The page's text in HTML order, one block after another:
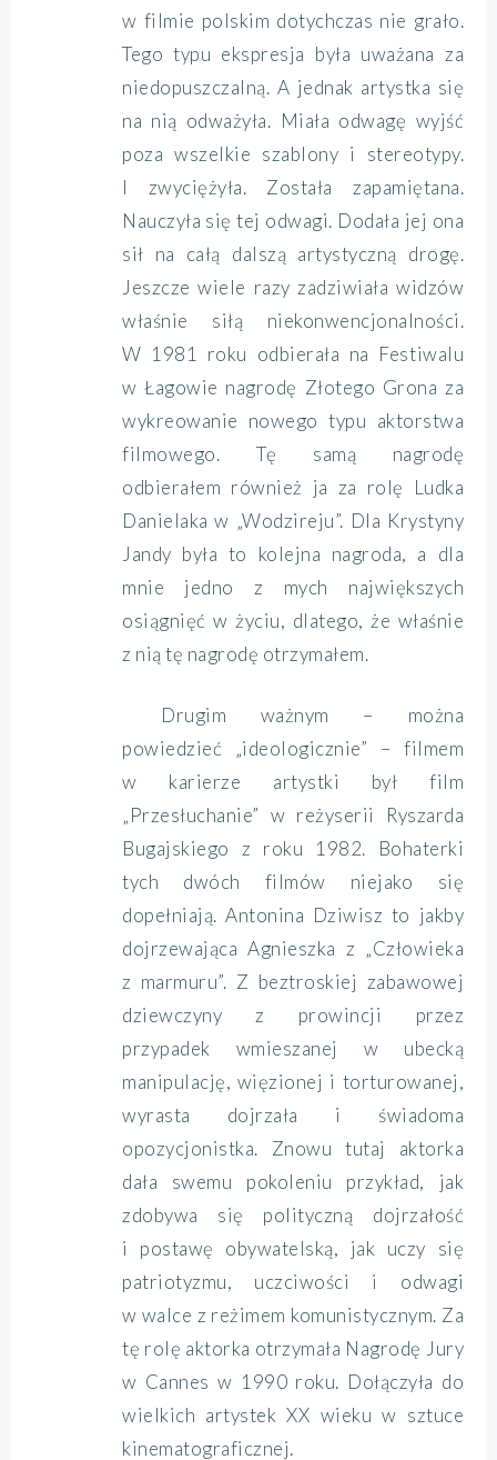
w filmie polskim dotychczas nie grało.
Tego typu ekspresja była uważana za
niedopuszczalną. A jednak artystka się
na nią odważyła. Miała odwagę wyjść
poza wszelkie szablony i stereotypy.
I zwyciężyła. Została zapamiętana.
Nauczyła się tej odwagi. Dodała jej ona
sił na całą dalszą artystyczną drogę.
Jeszcze wiele razy zadziwiała widzów
właśnie siłą niekonwencjonalności.
W 1981 roku odbierała na Festiwalu
w Łagowie nagrodę Złotego Grona za
wykreowanie nowego typu aktorstwa
filmowego. Tę samą nagrodę
odbierałem również ja za rolę Ludka
Danielaka w „Wodzireju”. Dla Krystyny
Jandy była to kolejna nagroda, a dla
mnie jedno z mych największych
osiągnięć w życiu, dlatego, że właśnie
z nią tę nagrodę otrzymałem.
Drugim ważnym – można
powiedzieć „ideologicznie” – filmem
w karierze artystki był film
„Przesłuchanie” w reżyserii Ryszarda
Bugajskiego z roku 1982. Bohaterki
tych dwóch filmów niejako się
dopełniają. Antonina Dziwisz to jakby
dojrzewająca Agnieszka z „Człowieka
z marmuru”. Z beztroskiej zabawowej
dziewczyny z prowincji przez
przypadek wmieszanej w ubecką
manipulację, więzionej i torturowanej,
wyrasta dojrzała i świadoma
opozycjonistka. Znowu tutaj aktorka
dała swemu pokoleniu przykład, jak
zdobywa się polityczną dojrzałość
i postawę obywatelską, jak uczy się
patriotyzmu, uczciwości i odwagi
w walce z reżimem komunistycznym. Za
tę rolę aktorka otrzymała Nagrodę Jury
w Cannes w 1990 roku. Dołączyła do
wielkich artystek XX wieku w sztuce
kinematograficznej.